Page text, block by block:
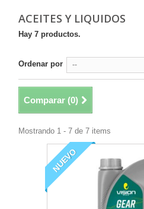
ACEITES Y LIQUIDOS
Hay 7 productos.
Ordenar por --
Comparar (0)
Mostrando 1 - 7 de 7 items
NUEVO